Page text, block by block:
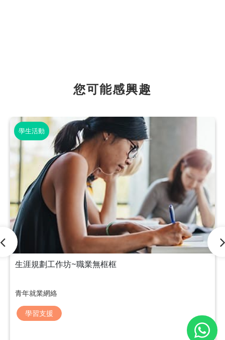
您可能感興趣
學生活動
生涯規劃工作坊~職業無框框
青年就業網絡
學習支援